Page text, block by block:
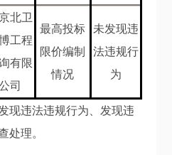
北卫
工程
有限
司
最高投标
限价编制
情况
未发现违
法违规行
为
现违法违规行为、发现违
处理。